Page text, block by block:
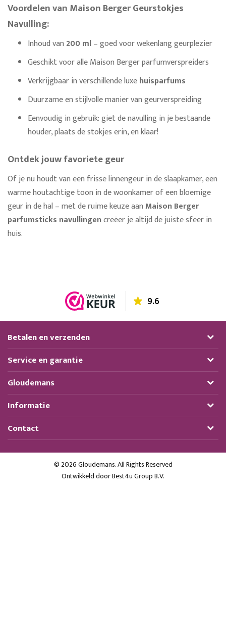
Voordelen van Maison Berger Geurstokjes
Navulling:
Inhoud van 200 ml– goed voor wekenlang geurplezier
Geschikt voor alle Maison Berger parfumverspreiders
Verkrijgbaar in verschillende luxehuisparfums
Duurzame en stijlvolle manier van geurverspreiding
Eenvoudig in gebruik: giet de navulling in je bestaande
houder, plaats de stokjes erin, en klaar!
Ontdek jouw favoriete geur
Of je nu houdt van een frisse linnengeur in de slaapkamer, een
warme houtachtige toon in de woonkamer of een bloemige
geur in de hal – met de ruime keuze aanMaison Berger
parfumsticks navullingencreëer je altijd de juiste sfeer in
huis.
9.6
Betalen en verzenden
Service en garantie
Gloudemans
Informatie
Contact
© 2026 Gloudemans. All Rights Reserved
Ontwikkeld doorBest4u Group B.V.